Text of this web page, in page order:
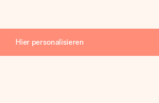
Hier personalisieren